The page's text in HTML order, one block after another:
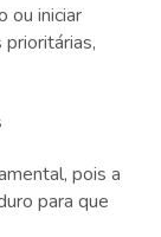
ou iniciar
pois a
para que